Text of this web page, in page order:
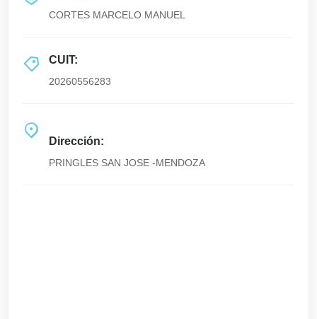
CORTES MARCELO MANUEL
CUIT:
20260556283
Dirección:
PRINGLES SAN JOSE -MENDOZA